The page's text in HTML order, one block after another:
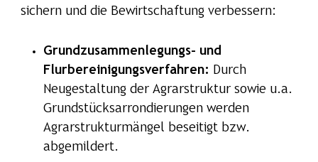
sichern und die Bewirtschaftung verbessern:
Grundzusammenlegungs- und
Flurbereinigungsverfahren: Durch
Neugestaltung der Agrarstruktur sowie u.a.
Grundstücksarrondierungen werden
Agrarstrukturmängel beseitigt bzw.
abgemildert.